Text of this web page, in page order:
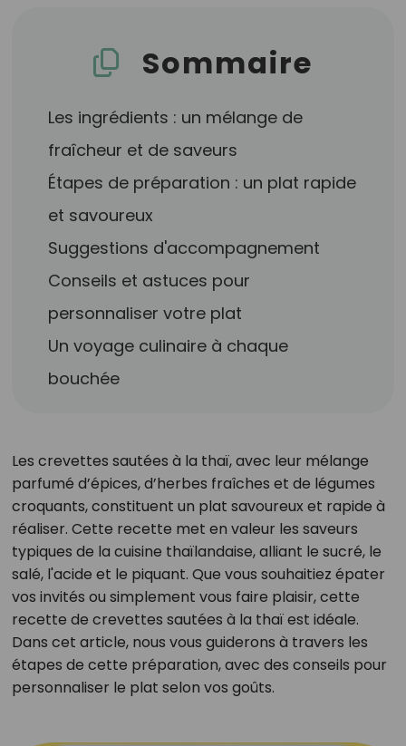
Sommaire
Les ingrédients : un mélange de
fraîcheur et de saveurs
Étapes de préparation : un plat rapide
et savoureux
Suggestions d'accompagnement
Conseils et astuces pour
personnaliser votre plat
Un voyage culinaire à chaque
bouchée
Les crevettes sautées à la thaï, avec leur mélange
parfumé d’épices, d’herbes fraîches et de légumes
croquants, constituent un plat savoureux et rapide à
réaliser. Cette recette met en valeur les saveurs
typiques de la cuisine thaïlandaise, alliant le sucré, le
salé, l'acide et le piquant. Que vous souhaitiez épater
vos invités ou simplement vous faire plaisir, cette
recette de crevettes sautées à la thaï est idéale.
Dans cet article, nous vous guiderons à travers les
étapes de cette préparation, avec des conseils pour
personnaliser le plat selon vos goûts.